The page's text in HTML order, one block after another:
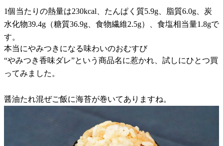
1個当たりの熱量は230kcal、たんぱく質5.9g、脂質6.0g、炭
水化物39.4g（糖質36.9g、食物繊維2.5g）、食塩相当量1.8gで
す。
本当にやみつきになる味わいのおむすび
“やみつき香味ダレ”という商品名に惹かれ、試しにひとつ買
ってみました。
醤油たれ混ぜご飯に海苔が巻いてありますね。